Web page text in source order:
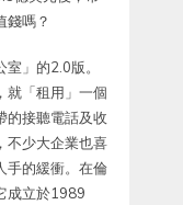
錢嗎？
」的2.0版。
就「租用」一個
的接聽電話及收
不少大企業也喜
手的緩衝。在倫
成立於1989